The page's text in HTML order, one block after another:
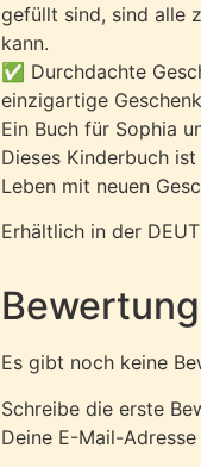
gefüllt sind, sind alle
kann.
✅ Durchdachte
einzigartige
Ein Buch für Sophia
Dieses Kinderbuch
Leben mit neuen
Erhältlich in der
Es gibt noch keine
Schreibe die erste
Deine E-Mail-